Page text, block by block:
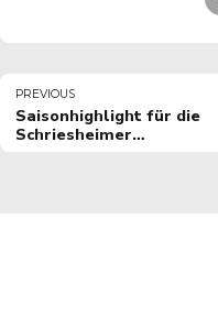
PREVIOUS
Saisonhighlight für die
Schriesheimer